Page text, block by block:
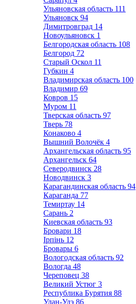
Ульяновская область 111
Ульяновск 94
Димитровград 14
Новоульяновск 1
Белгородская область 108
Белгород 72
Старый Оскол 11
Губкин 4
Владимирская область 100
Владимир 69
Ковров 15
Муром 11
Тверская область 97
Тверь 78
Конаково 4
Вышний Волочёк 4
Архангельская область 95
Архангельск 64
Северодвинск 28
Новодвинск 3
Карагандинская область 94
Караганда 77
Темиртау 14
Сарань 2
Киевская область 93
Бровари 18
Ірпінь 12
Бровары 6
Вологодская область 92
Вологда 48
Череповец 38
Великий Устюг 3
Республика Бурятия 88
Улан-Удэ 86